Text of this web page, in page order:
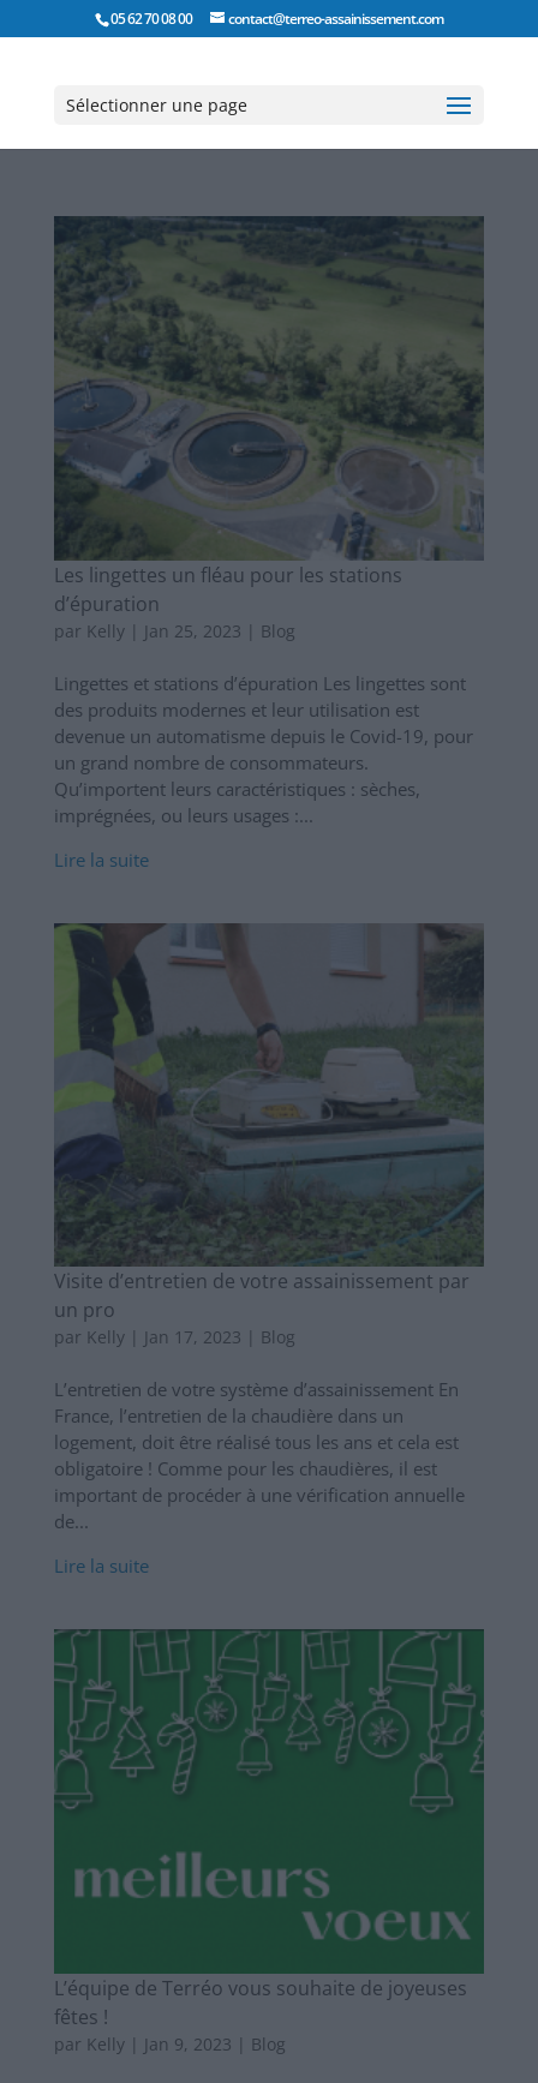
05 62 70 08 00 contact@terreo-assainissement.com
Sélectionner une page
Les lingettes un fléau pour les stations
d’épuration
par Kelly| Jan 25, 2023 | Blog
Lingettes et stations d’épuration Les lingettes sont
des produits modernes et leur utilisation est
devenue un automatisme depuis le Covid-19, pour
un grand nombre de consommateurs.
Qu’importent leurs caractéristiques : sèches,
imprégnées, ou leurs usages :...
Lire la suite
Visite d’entretien de votre assainissement par
un pro
par Kelly| Jan 17, 2023 | Blog
L’entretien de votre système d’assainissement En
France, l’entretien de la chaudière dans un
logement, doit être réalisé tous les ans et cela est
obligatoire ! Comme pour les chaudières, il est
important de procéder à une vérification annuelle
de...
Lire la suite
L’équipe de Terréo vous souhaite de joyeuses
fêtes !
par Kelly| Jan 9, 2023 | Blog